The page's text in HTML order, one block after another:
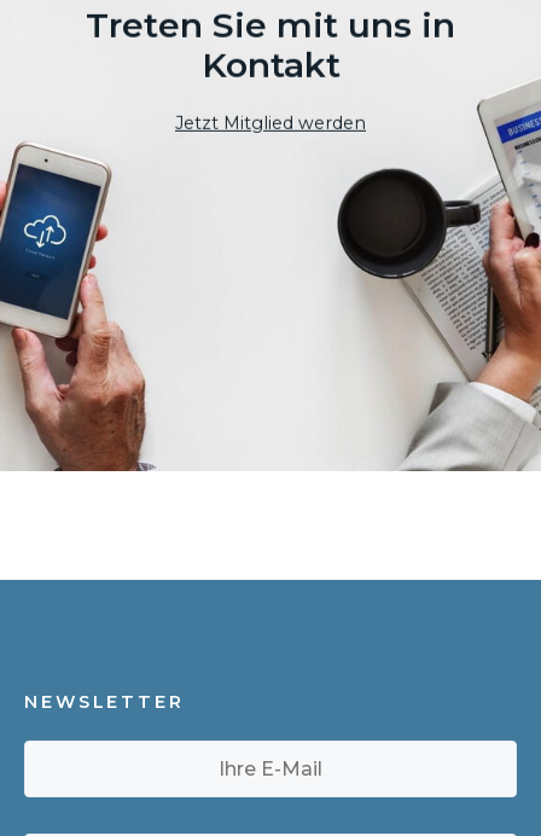
Treten Sie mit uns in
Kontakt
Jetzt Mitglied werden
NEWSLETTER